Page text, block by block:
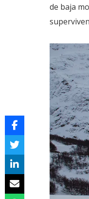
de baja